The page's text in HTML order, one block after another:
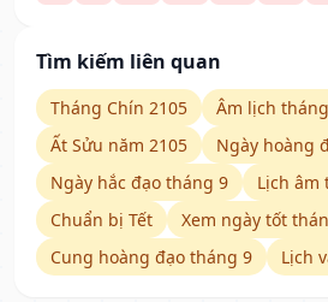
Tìm kiếm liên quan
Tháng Chín 2105
Âm lịch
Ất Sửu năm 2105
Ngày hoàng
Ngày hắc đạo tháng 9
Lịch âm
Chuẩn bị Tết
Xem ngày tốt
Cung hoàng đạo tháng 9
Lịch